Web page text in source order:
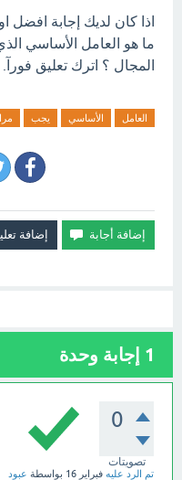
اذا كان لديك إجابة افضل
ما هو العامل الأساسي
المجال ؟ اترك تعليق فورآ.
العامل الأساسي يجب
1 إجابة وحدة
0
تصويتات
تم الرد عليه فبراير 16 بواسطة عبود